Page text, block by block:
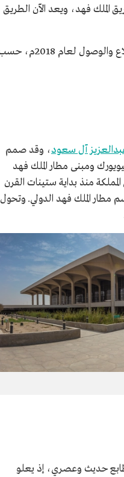
الملك فهد، ويعد الآن الطريق
وقد حصد المطار المركز الثاني عالميًّا على مستوى المطارات المتوسطة في الالتزام بمواعيد الإقلاع والوصول
آل سعود، وقد صمم
ومبنى مطار الملك فهد
منذ بداية ستينات القرن
اسم مطار الملك فهد الدولي. وتحول
حديث وعصري، إذ يعلو